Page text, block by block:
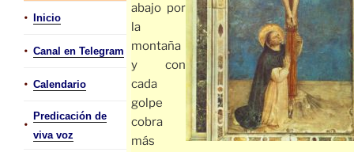
• Inicio
• Canal en Telegram
• Calendario
•
Predicación de
viva voz
abajo por
la
montaña
y con
cada
golpe
cobra
más